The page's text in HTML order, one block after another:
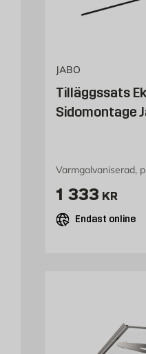
JABO
Tilläggssats
Sidomontage
Varmgalvaniserad,
Pris 1333 kr
1 333 KR
Endast online